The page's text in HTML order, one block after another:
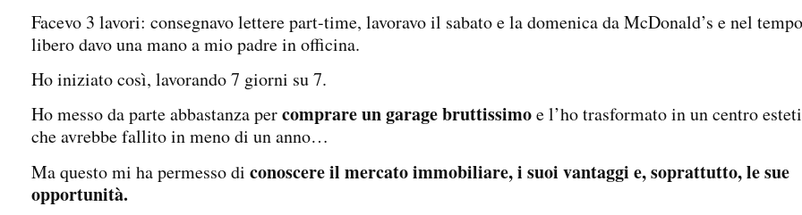
Facevo 3 lavori: consegnavo lettere part-time, lavoravo il sabato e la domenica da McDonald’s e nel tempo
libero davo una mano a mio padre in officina.
Ho iniziato così, lavorando 7 giorni su 7.
Ho messo da parte abbastanza percomprare un garage bruttissimoe l’ho trasformato in un centro
che avrebbe fallito in meno di un anno…
Ma questo mi ha permesso di conoscere il mercato immobiliare, i suoi vantaggi e, soprattutto, le sue
opportunità.